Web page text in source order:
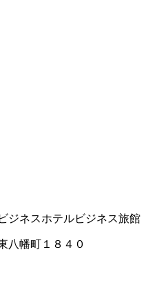
ビジネスホテルビジネス旅館
八幡町１８４０